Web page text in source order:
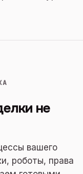
не
вашего
роботы, права